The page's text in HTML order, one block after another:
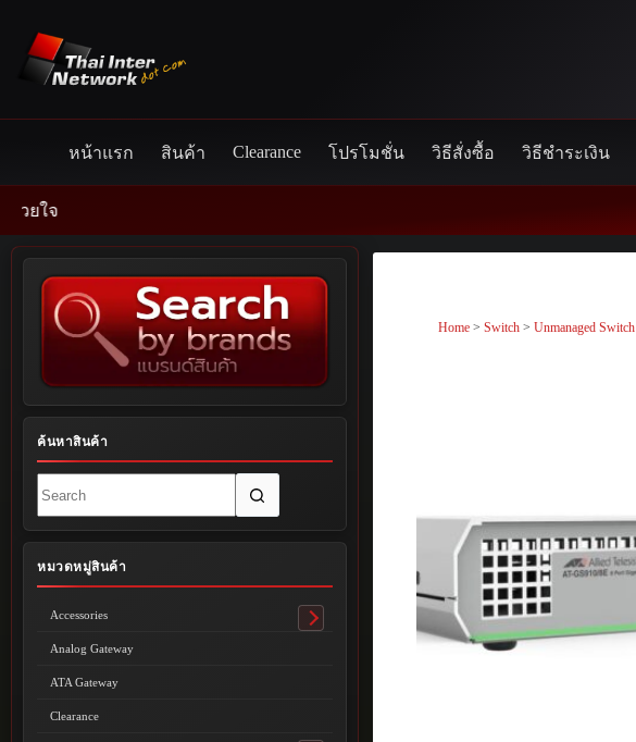
content
หน้าแรก สินค้า Clearance โปรโมชั่น วิธีสั่งซื้อ วิธีชำระเงิน
Home >Switch >Unmanaged Switch
ค้นหาสินค้า
results
หมวดหมู่สินค้า
Accessories
Toggle
Analog Gateway
ATA Gateway
Clearance